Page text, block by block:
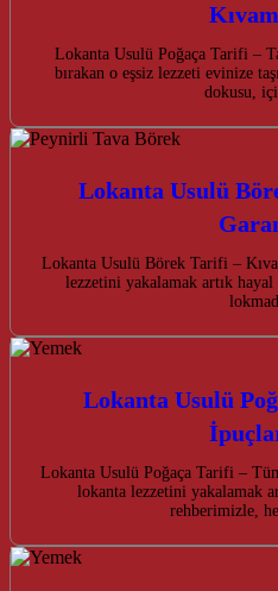
Lokanta Usulü Poğaça Tarifi –
bırakan o eşsiz lezzeti evinize
dokusu,
Lokanta Usulü
Lokanta Usulü Börek Tarifi –
lezzetini yakalamak artık
Lokanta Usulü
Lokanta Usulü Poğaça Tarifi –
lokanta lezzetini yakalamak
rehberimizle,